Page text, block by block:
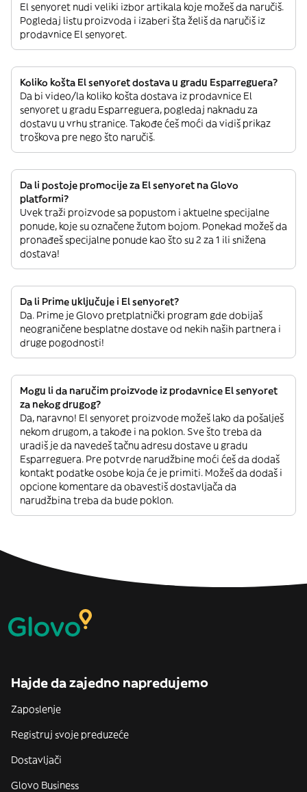
El senyoret nudi veliki izbor artikala koje možeš da naručiš.
Pogledaj listu proizvoda i izaberi šta želiš da naručiš iz
prodavnice El senyoret.
Koliko košta El senyoret dostava u gradu Esparreguera?
Da bi video/la koliko košta dostava iz prodavnice El
senyoret u gradu Esparreguera, pogledaj naknadu za
dostavu u vrhu stranice. Takođe ćeš moći da vidiš prikaz
troškova pre nego što naručiš.
Da li postoje promocije za El senyoret na Glovo
platformi?
Uvek traži proizvode sa popustom i aktuelne specijalne
ponude, koje su označene žutom bojom. Ponekad možeš da
pronađeš specijalne ponude kao što su 2 za 1 ili snižena
dostava!
Da li Prime uključuje i El senyoret?
Da. Prime je Glovo pretplatnički program gde dobijaš
neograničene besplatne dostave od nekih naših partnera i
druge pogodnosti!
Mogu li da naručim proizvode iz prodavnice El senyoret
za nekog drugog?
Da, naravno! El senyoret proizvode možeš lako da pošalješ
nekom drugom, a takođe i na poklon. Sve što treba da
uradiš je da navedeš tačnu adresu dostave u gradu
Esparreguera. Pre potvrde narudžbine moći ćeš da dodaš
kontakt podatke osobe koja će je primiti. Možeš da dodaš i
opcione komentare da obavestiš dostavljača da
narudžbina treba da bude poklon.
Hajde da zajedno napredujemo
Zaposlenje
Registruj svoje preduzeće
Dostavljači
Glovo Business